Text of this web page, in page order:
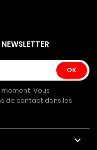
Vous
de contact dans les
